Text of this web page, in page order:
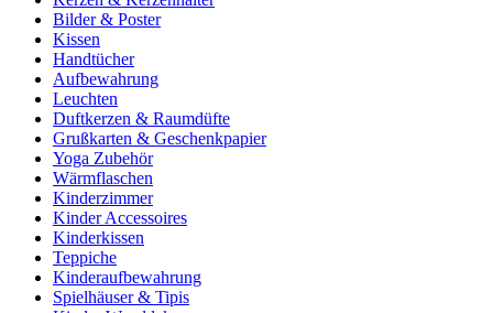
Bilder & Poster
Kissen
Handtücher
Aufbewahrung
Leuchten
Duftkerzen & Raumdüfte
Grußkarten & Geschenkpapier
Yoga Zubehör
Wärmflaschen
Kinderzimmer
Kinder Accessoires
Kinderkissen
Teppiche
Kinderaufbewahrung
Spielhäuser & Tipis